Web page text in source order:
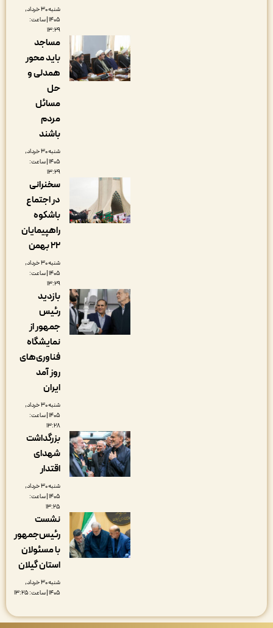
شنبه ۳۰ خرداد,
۱۴۰۵ | ساعت:
مساجد
باید محور
همدلی و
شنبه ۳۰ خرداد,
۱۴۰۵ | ساعت:
سخنرانی
در اجتماع
باشکوه
راهپیمایان
شنبه ۳۰ خرداد,
۱۴۰۵ | ساعت:
بازدید
رئیس
جمهور از
نمایشگاه
فناوری‌های
شنبه ۳۰ خرداد,
۱۴۰۵ | ساعت:
بزرگداشت
شهدای
اقتدار
شنبه ۳۰ خرداد,
۱۴۰۵ | ساعت:
نشست
رئیس‌جمهور
با مسئولان
استان گیلان
شنبه ۳۰ خرداد,